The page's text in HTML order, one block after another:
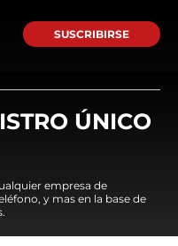
SUSCRIBIRSE
ÚNICO
empresa de
y mas en la base de